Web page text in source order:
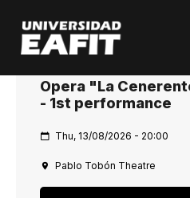
main
content
Opera "La
- 1st performance
Thu, 13/08/2026 - 20:00
Pablo Tobón Theatre